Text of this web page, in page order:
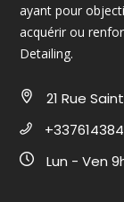
ayant pour
acquérir ou
Detailing.
21 Rue
Lun - Ven